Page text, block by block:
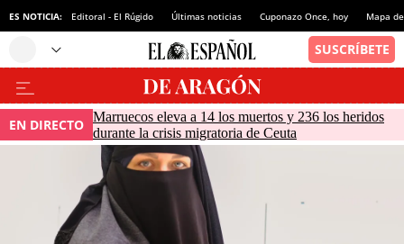
ES NOTICIA: Editoral - El Rúgido Últimas noticias Cuponazo Once, hoy Mapa
EN DIRECTO Marruecos eleva a 14 los muertos y 236 los heridos
durante la crisis migratoria de Ceuta